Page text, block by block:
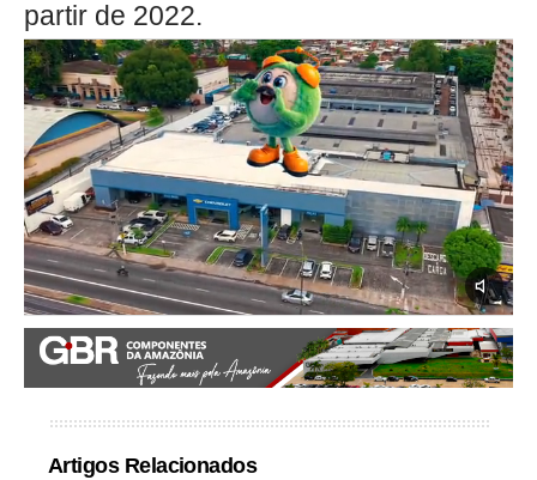
partir de 2022.
Artigos Relacionados